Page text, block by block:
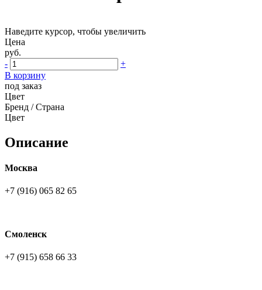
Наведите курсор, чтобы увеличить
Цена
руб.
-
+
В корзину
под заказ
Цвет
Бренд / Страна
Цвет
Описание
Москва
+7 (916) 065 82 65
Смоленск
+7 (915) 658 66 33